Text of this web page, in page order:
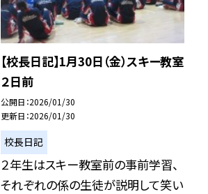
【校長日記】1月30日（金）スキー教室
２日前
公開日 2026/01/30
更新日 2026/01/30
校長日記
２年生はスキー教室前の事前学習、
それぞれの係の生徒が説明して笑い